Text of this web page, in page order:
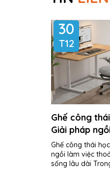
30
T12
Ghế công
Giải pháp
mái, bảo vệ
Ghế công thái
ngồi làm việc
sống lâu dài